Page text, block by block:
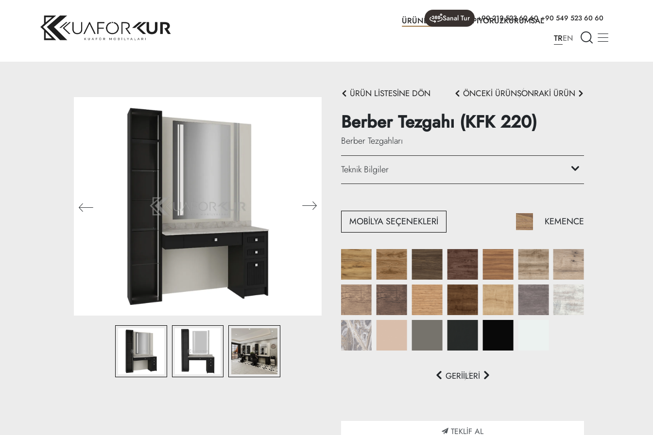
ÜRÜNLERNELER YAPIYORUZKURUMSAL
Sanal Tur +90 212 523 60 60 +90 549 523 60 60
TREN
ÜRÜN LİSTESİNE DÖN ÖNCEKİ ÜRÜNSONRAKİ ÜRÜN
Berber Tezgahı (KFK 220)
Berber Tezgahları
Teknik Bilgiler
Yükseklik: 220 cm
Derinlik: 51 cm
MOBİLYA SEÇENEKLERİ KEMENCE
GERİİLERİ
TEKLİF AL